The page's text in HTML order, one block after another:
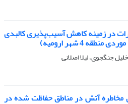
در زمینه کاهش آسیب‌پذیری کالبدی
4 شهر ارومیه)
جنگجوی، لیلا اصلانی
آتش در مناطق حفاظت شده در